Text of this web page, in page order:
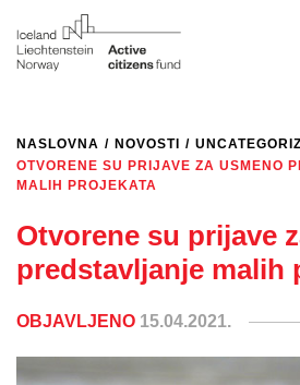
NASLOVNA / NOVOSTI /
OTVORENE SU PRIJAVE ZA USMENO
MALIH PROJEKATA
Otvorene su prijave
predstavljanje malih
OBJAVLJENO 15.04.2021.